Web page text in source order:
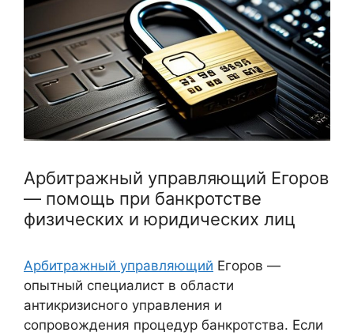
Арбитражный управляющий Егоров
— помощь при банкротстве
физических и юридических лиц
Арбитражный управляющий Егоров —
опытный специалист в области
антикризисного управления и
сопровождения процедур банкротства. Если